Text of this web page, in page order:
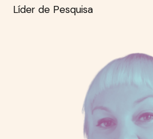
Líder de Pesquisa